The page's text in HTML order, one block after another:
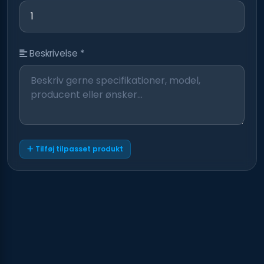
Beskrivelse *
Tilføj tilpasset produkt